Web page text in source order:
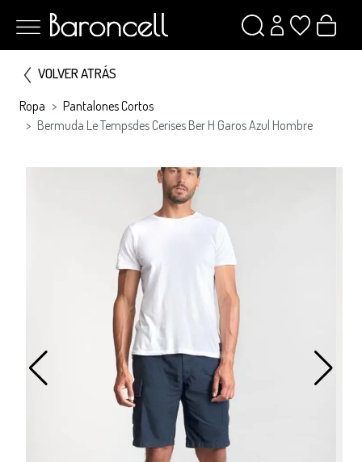
VOLVER ATRÁS
Ropa
Pantalones Cortos
Bermuda Le Tempsdes Cerises Ber H Garos Azul Hombre